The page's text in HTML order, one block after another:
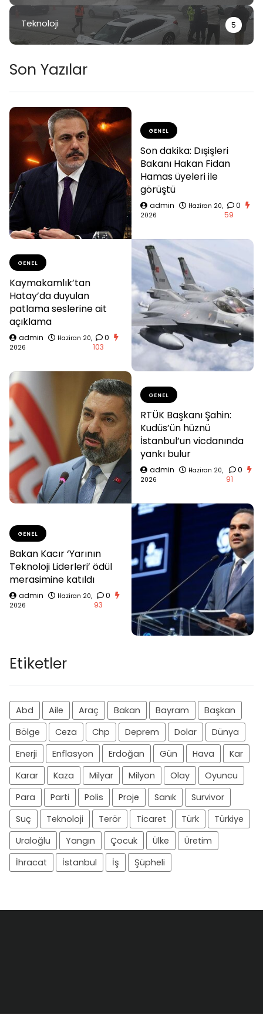
Teknoloji 5
Son Yazılar
GENEL
Son dakika: Dışişleri
Bakanı Hakan Fidan
Hamas üyeleri ile
görüştü
admin
Haziran 20,
2026
0
59
GENEL
Kaymakamlık’tan
Hatay’da duyulan
patlama seslerine ait
açıklama
admin
Haziran 20,
2026
0
103
GENEL
RTÜK Başkanı Şahin:
Kudüs’ün hüznü
İstanbul’un vicdanında
yankı bulur
admin
Haziran 20,
2026
0
91
GENEL
Bakan Kacır ‘Yarının
Teknoloji Liderleri’ ödül
merasimine katıldı
admin
Haziran 20,
2026
0
93
Etiketler
Abd Aile Araç Bakan Bayram
Başkan
Bölge
Ceza Chp Deprem Dolar
Dünya
Enerji
Enflasyon Erdoğan Gün Hava
Kar
Karar
Kaza Milyar Milyon Olay
Oyuncu
Para
Parti Polis Proje Sanık
Survivor
Suç
Teknoloji Terör Ticaret Türk
Türkiye
Uraloğlu
Yangın Çocuk Ülke
Üretim
İhracat
İstanbul İş Şüpheli